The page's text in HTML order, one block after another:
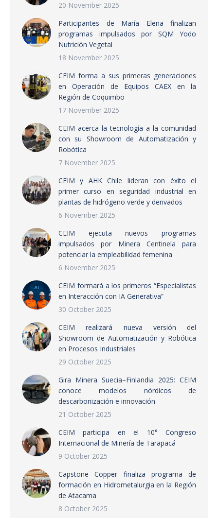
20 November 2025
Participantes de María Elena finalizan
programas impulsados por SQM Yodo
Nutrición Vegetal
18 November 2025
CEIM forma a sus primeras generaciones
en Operación de Equipos CAEX en la
Región de Coquimbo
17 November 2025
CEIM acerca la tecnología a la comunidad
con su Showroom de Automatización y
Robótica
7 November 2025
CEIM y AHK Chile lideran con éxito el
primer curso en seguridad industrial en
plantas de hidrógeno verde y derivados
6 November 2025
CEIM ejecuta nuevos programas
impulsados por Minera Centinela para
potenciar la empleabilidad femenina
6 November 2025
CEIM formará a los primeros “Especialistas
en Interacción con IA Generativa”
30 October 2025
CEIM realizará nueva versión del
Showroom de Automatización y Robótica
en Procesos Industriales
29 October 2025
Gira Minera Suecia–Finlandia 2025: CEIM
conoce modelos nórdicos de
descarbonización e innovación
21 October 2025
CEIM participa en el 10° Congreso
Internacional de Minería de Tarapacá
9 October 2025
Capstone Copper finaliza programa de
formación en Hidrometalurgia en la Región
de Atacama
8 October 2025